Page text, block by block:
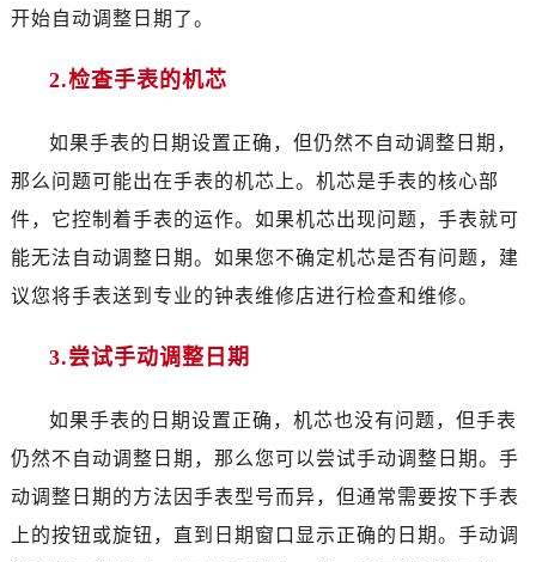
开始自动调整日期了。
2.检查手表的机芯
如果手表的日期设置正确，但仍然不自动调整日期，
那么问题可能出在手表的机芯上。机芯是手表的核心部
件，它控制着手表的运作。如果机芯出现问题，手表就可
能无法自动调整日期。如果您不确定机芯是否有问题，建
议您将手表送到专业的钟表维修店进行检查和维修。
3.尝试手动调整日期
如果手表的日期设置正确，机芯也没有问题，但手表
仍然不自动调整日期，那么您可以尝试手动调整日期。手
动调整日期的方法因手表型号而异，但通常需要按下手表
上的按钮或旋钮，直到日期窗口显示正确的日期。手动调